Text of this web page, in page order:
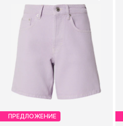
ПРЕДЛОЖЕНИЕ